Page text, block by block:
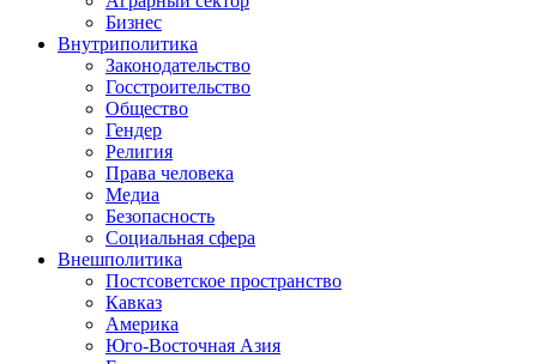
Бизнес
Внутриполитика
Законодательство
Госстроительство
Общество
Гендер
Религия
Права человека
Медиа
Безопасность
Социальная сфера
Внешполитика
Постсоветское пространство
Кавказ
Америка
Юго-Восточная Азия